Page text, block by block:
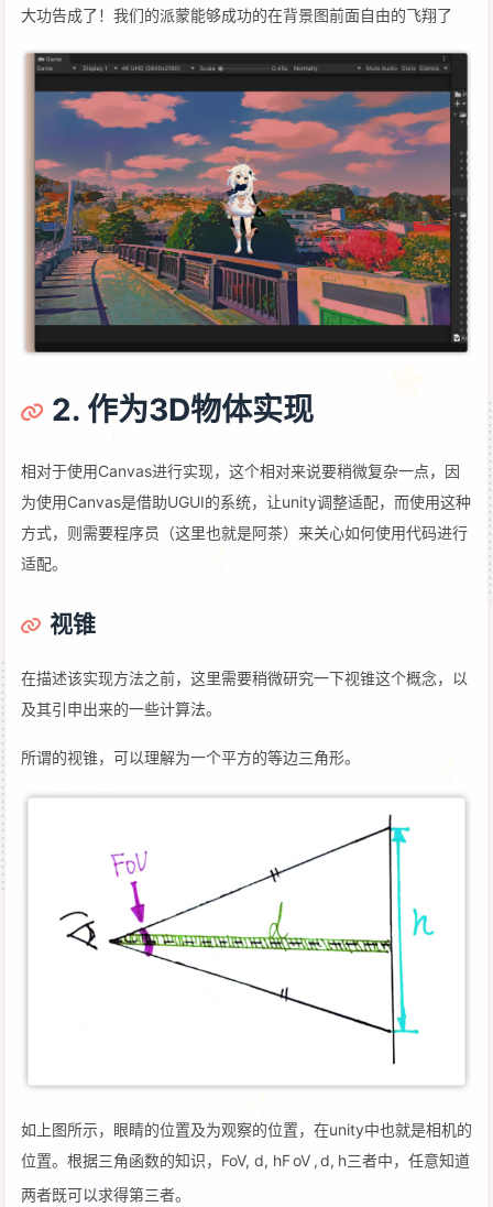
大功告成了！我们的派蒙能够成功的在背景图前面自由的飞翔了
2. 作为3D物体实现
相对于使用Canvas进行实现，这个相对来说要稍微复杂一点，因
为使用Canvas是借助UGUI的系统，让unity调整适配，而使用这种
方式，则需要程序员（这里也就是阿茶）来关心如何使用代码进行
适配。
视锥
在描述该实现方法之前，这里需要稍微研究一下视锥这个概念，以
及其引申出来的一些计算法。
所谓的视锥，可以理解为一个平方的等边三角形。
如上图所示，眼睛的位置及为观察的位置，在unity中也就是相机的
位置。根据三角函数的知识， FoV, d, hFoV ,d, h三者中，任意知道
两者既可以求得第三者。